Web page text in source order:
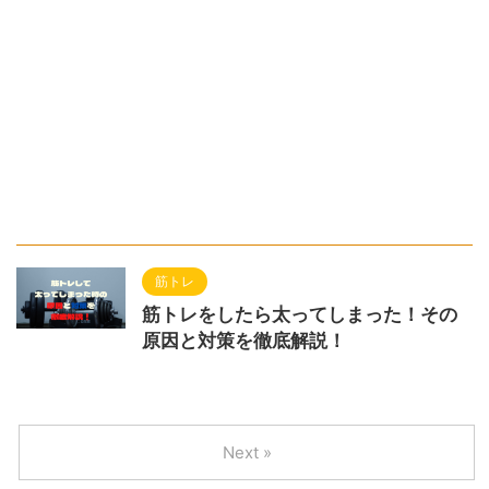
筋トレ
筋トレをしたら太ってしまった！その
原因と対策を徹底解説！
Next »